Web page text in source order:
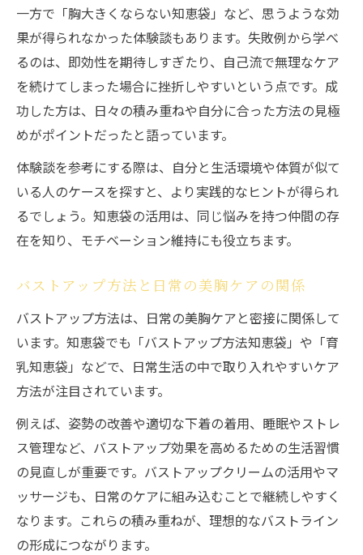
一方で「胸大きくならない知恵袋」など、思うような効
果が得られなかった体験談もあります。失敗例から学べ
るのは、即効性を期待しすぎたり、自己流で無理なケア
を続けてしまった場合に挫折しやすいという点です。成
功した方は、日々の積み重ねや自分に合った方法の見極
めがポイントだったと語っています。
体験談を参考にする際は、自分と生活環境や体質が似て
いる人のケースを探すと、より実践的なヒントが得られ
るでしょう。知恵袋の活用は、同じ悩みを持つ仲間の存
在を知り、モチベーション維持にも役立ちます。
バストアップ方法と日常の美胸ケアの関係
バストアップ方法は、日常の美胸ケアと密接に関係して
います。知恵袋でも「バストアップ方法知恵袋」や「育
乳知恵袋」などで、日常生活の中で取り入れやすいケア
方法が注目されています。
例えば、姿勢の改善や適切な下着の着用、睡眠やストレ
ス管理など、バストアップ効果を高めるための生活習慣
の見直しが重要です。バストアップクリームの活用やマ
ッサージも、日常のケアに組み込むことで継続しやすく
なります。これらの積み重ねが、理想的なバストライン
の形成につながります。